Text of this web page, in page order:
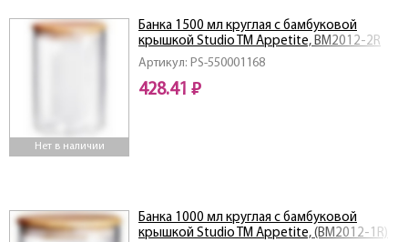
Нет в наличии
Артикул: PS-550001168
Банка 1500 мл круглая с бамбуковой
крышкой Studio TM Appetite, BM2012-2R
428.41 ₽
Банка 1000 мл круглая с бамбуковой
крышкой Studio TM Appetite, (BM2012-1R)